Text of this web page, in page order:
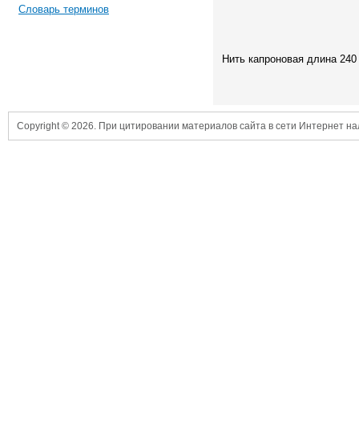
Словарь терминов
Нить капроновая длина
Copyright © 2026. При цитировании материалов сайта в сети Интернет